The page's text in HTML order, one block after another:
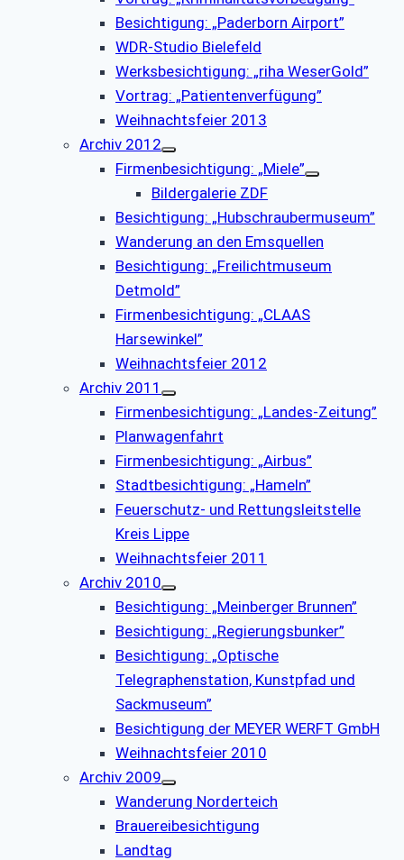
Besichtigung: „Paderborn Airport”
WDR-Studio Bielefeld
Werksbesichtigung: „riha WeserGold”
Vortrag: „Patientenverfügung”
Weihnachtsfeier 2013
Archiv 2012
Firmenbesichtigung: „Miele”
Bildergalerie ZDF
Besichtigung: „Hubschraubermuseum”
Wanderung an den Emsquellen
Besichtigung: „Freilichtmuseum
Detmold”
Firmenbesichtigung: „CLAAS
Harsewinkel”
Weihnachtsfeier 2012
Archiv 2011
Firmenbesichtigung: „Landes-Zeitung”
Planwagenfahrt
Firmenbesichtigung: „Airbus”
Stadtbesichtigung: „Hameln”
Feuerschutz- und Rettungsleitstelle
Kreis Lippe
Weihnachtsfeier 2011
Archiv 2010
Besichtigung: „Meinberger Brunnen”
Besichtigung: „Regierungsbunker”
Besichtigung: „Optische
Telegraphenstation, Kunstpfad und
Sackmuseum”
Besichtigung der MEYER WERFT GmbH
Weihnachtsfeier 2010
Archiv 2009
Wanderung Norderteich
Brauereibesichtigung
Landtag